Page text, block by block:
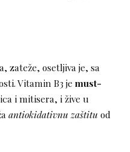
zateže, osetljiva je, sa
Vitamin B3 je must-
i mitisera, i žive u
antiokidativnu zaštitu od